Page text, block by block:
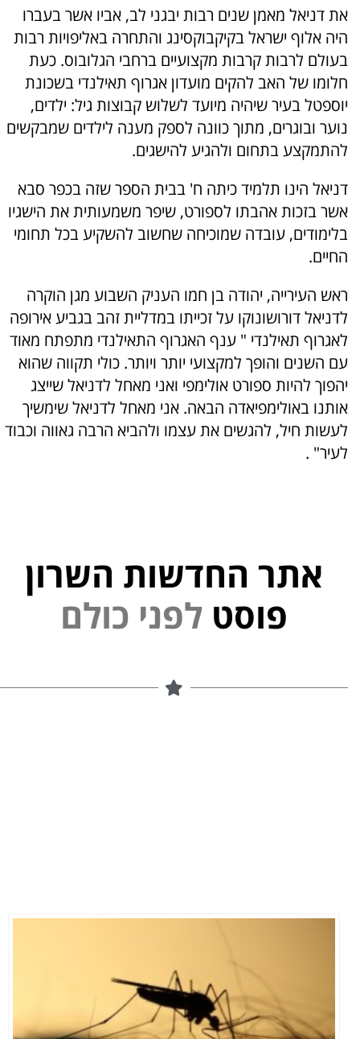
את דניאל מאמן שנים רבות יבגני לב, אביו אשר בעברו
היה אלוף ישראל בקיקבוקסינג והתחרה באליפויות רבות
בעולם לרבות קרבות מקצועיים ברחבי הגלובוס. כעת
חלומו של האב להקים מועדון אגרוף תאילנדי בשכונת
יוספטל בעיר שיהיה מיועד לשלוש קבוצות גיל: ילדים,
נוער ובוגרים, מתוך כוונה לספק מענה לילדים שמבקשים
להתמקצע בתחום ולהגיע להישגים.
דניאל הינו תלמיד כיתה ח' בבית הספר שזה בכפר סבא
אשר בזכות אהבתו לספורט, שיפר משמעותית את הישגיו
בלימודים, עובדה שמוכיחה שחשוב להשקיע בכל תחומי
החיים.
ראש העירייה, יהודה בן חמו העניק השבוע מגן הוקרה
לדניאל דורושונוקו על זכייתו במדליית זהב בגביע אירופה
לאגרוף תאילנדי " ענף האגרוף התאילנדי מתפתח מאוד
עם השנים והופך למקצועי יותר ויותר. כולי תקווה שהוא
יהפוך להיות ספורט אולימפי ואני מאחל לדניאל שייצג
אותנו באולימפיאדה הבאה. אני מאחל לדניאל שימשיך
לעשות חיל, להגשים את עצמו ולהביא הרבה גאווה וכבוד
לעיר" .
אתר החדשות השרון
פוסט